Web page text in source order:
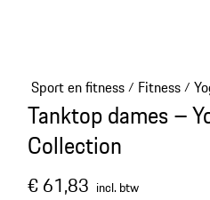
Sport en fitness/ Fitness/
Tanktop dames –
Collection
€ 61,83 incl. btw